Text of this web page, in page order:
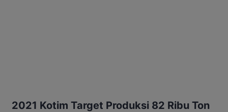
2021 Kotim Target Produksi 82 Ribu Ton